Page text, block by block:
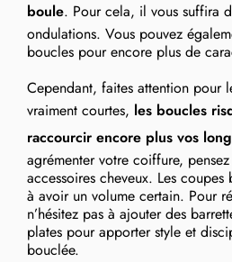
boule. Pour cela, il vous suffira
ondulations. Vous pouvez
boucles pour encore plus de
Cependant, faites attention pour
vraiment courtes, les boucles
raccourcir encore plus vos
agrémenter votre coiffure,
accessoires cheveux. Les
à avoir un volume certain. Pour
n’hésitez pas à ajouter des
plates pour apporter style et
bouclée.